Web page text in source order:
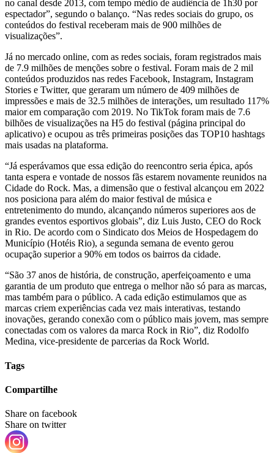
no canal desde 2013, com tempo médio de audiência de 1h30 por
espectador”, segundo o balanço. “Nas redes sociais do grupo, os
conteúdos do festival receberam mais de 900 milhões de
visualizações”.
Já no mercado online, com as redes sociais, foram registrados mais
de 7.9 milhões de menções sobre o festival. Foram mais de 2 mil
conteúdos produzidos nas redes Facebook, Instagram, Instagram
Stories e Twitter, que geraram um número de 409 milhões de
impressões e mais de 32.5 milhões de interações, um resultado 117%
maior em comparação com 2019. No TikTok foram mais de 7.6
bilhões de visualizações na H5 do festival (página principal do
aplicativo) e ocupou as três primeiras posições das TOP10 hashtags
mais usadas na plataforma.
“Já esperávamos que essa edição do reencontro seria épica, após
tanta espera e vontade de nossos fãs estarem novamente reunidos na
Cidade do Rock. Mas, a dimensão que o festival alcançou em 2022
nos posiciona para além do maior festival de música e
entretenimento do mundo, alcançando números superiores aos de
grandes eventos esportivos globais”, diz Luis Justo, CEO do Rock
in Rio. De acordo com o Sindicato dos Meios de Hospedagem do
Município (Hotéis Rio), a segunda semana de evento gerou
ocupação superior a 90% em todos os bairros da cidade.
“São 37 anos de história, de construção, aperfeiçoamento e uma
garantia de um produto que entrega o melhor não só para as marcas,
mas também para o público. A cada edição estimulamos que as
marcas criem experiências cada vez mais interativas, testando
inovações, gerando conexão com o público mais jovem, mas sempre
conectadas com os valores da marca Rock in Rio”, diz Rodolfo
Medina, vice-presidente de parcerias da Rock World.
Tags
Compartilhe
Share on facebook
Share on twitter